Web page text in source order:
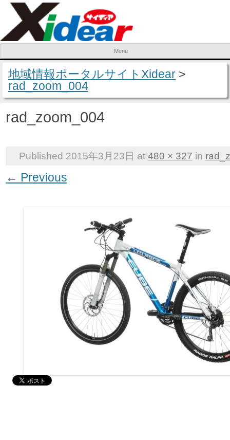
Menu
Skip to content
地域情報ポータルサイトXidear >
rad_zoom_004
rad_zoom_004
Published 2015年3月23日 at 480 × 327 in
← Previous